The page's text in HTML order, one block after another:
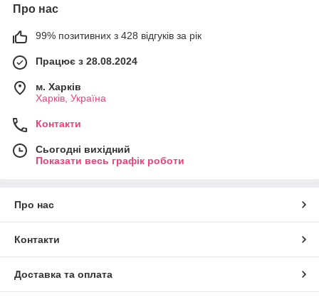
Про нас
99% позитивних з 428 відгуків за рік
Працює з 28.08.2024
м. Харків
Харків, Україна
Контакти
Сьогодні вихідний
Показати весь графік роботи
Про нас
Контакти
Доставка та оплата